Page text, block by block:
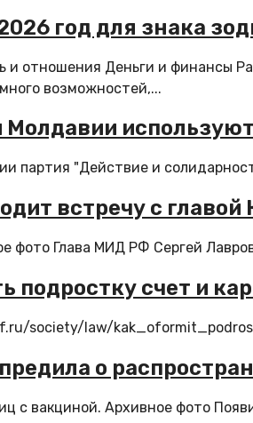
год для знака
отношения Деньги и финансы
возможностей,...
Молдавии
партия "Действие и
встречу с
фото Глава МИД РФ Сергей
подростку счет и
society/law/
о
с вакциной. Архивное фото